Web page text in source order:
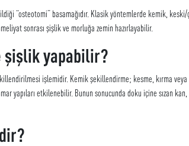
“osteotomi” basamağıdır. Klasik yöntemlerde kemik,
sonrası şişlik ve morluğa zemin hazırlayabilir.
şişlik yapabilir?
işlemidir. Kemik şekillendirme; kesme, kırma
yapıları etkilenebilir. Bunun sonucunda doku içine sızan